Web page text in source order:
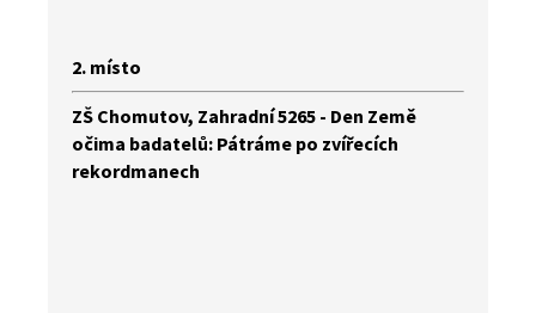
2. místo
ZŠ Chomutov, Zahradní 5265 - Den Země
očima badatelů: Pátráme po zvířecích
rekordmanech